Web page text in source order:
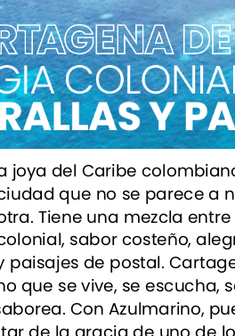
joya del Caribe
que no se parece a
Tiene una mezcla entre
sabor costeño,
paisajes de postal.
que se vive, se escucha,
Con Azulmarino,
Y